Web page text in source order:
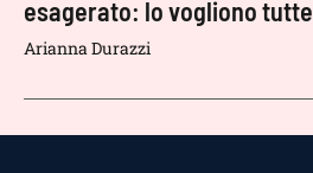
esagerato: lo vogliono tutte
Arianna Durazzi